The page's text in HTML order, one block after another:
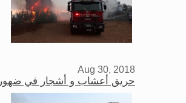
Aug 30, 2018
حريق أعشاب و أشجار في ضهور